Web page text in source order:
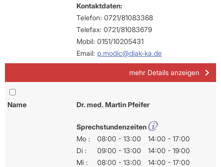
Kontaktdaten:
Telefon: 0721/81083368
Telefax: 0721/81083679
Mobil: 0151/10205431
Email: p.modic@diak-ka.de
mehr Details anzeigen
Name Dr. med. Martin Pfeifer
Sprechstundenzeiten
Mo :
08:00 - 13:00
14:00 - 17:00
Di :
09:00 - 13:00
14:00 - 19:00
Mi :
08:00 - 13:00 14:00 - 17:00